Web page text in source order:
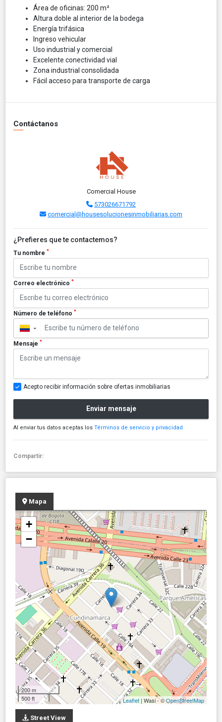
Área de oficinas: 200 m²
Altura doble al interior de la bodega
Energía trifásica
Ingreso vehicular
Uso industrial y comercial
Excelente conectividad vial
Zona industrial consolidada
Fácil acceso para transporte de carga
Contáctanos
Comercial House
573026671792
comercial@housesolucionesinmobiliarias.com
¿Prefieres que te contactemos?
Tu nombre *
Correo electrónico *
Número de teléfono *
▼
Mensaje *
Acepto recibir información sobre ofertas inmobiliarias
Enviar mensaje
Al enviar tus datos aceptas los Términos de servicio y privacidad
Compartir:
Mapa
+
−
200 m
500 ft
Leaflet | Wasi - ©OpenStreetMap
Street View